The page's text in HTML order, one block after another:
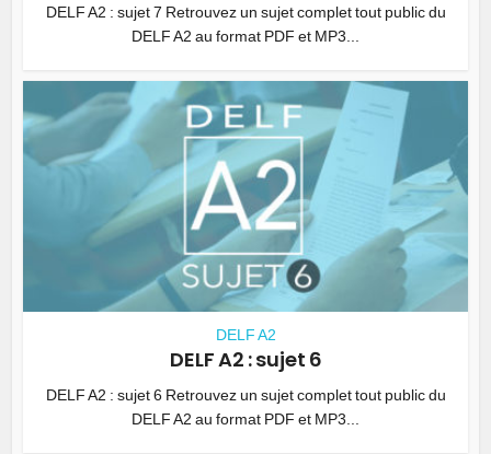
DELF A2 : sujet 7 Retrouvez un sujet complet tout public du
DELF A2 au format PDF et MP3...
DELF A2
DELF A2 : sujet 6
DELF A2 : sujet 6 Retrouvez un sujet complet tout public du
DELF A2 au format PDF et MP3...